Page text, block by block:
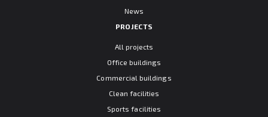
News
PROJECTS
All projects
Office buildings
Commercial buildings
Clean facilities
Sports facilities